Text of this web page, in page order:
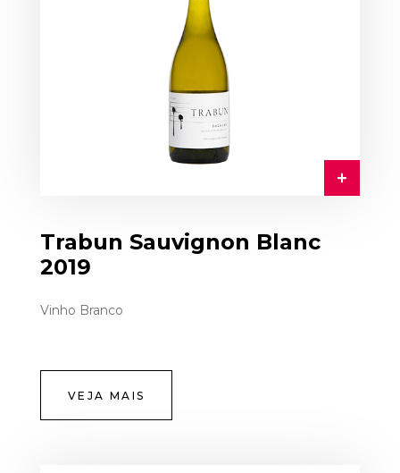
Trabun Sauvignon Blanc
2019
Vinho Branco
VEJA MAIS